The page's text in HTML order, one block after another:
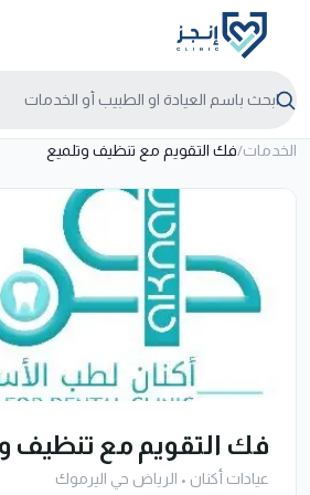
الخدمات/فك التقويم مع تنظيف وتلميع
فك التقويم مع تنظيف
عيادات أكنان • الرياض حي اليرموك